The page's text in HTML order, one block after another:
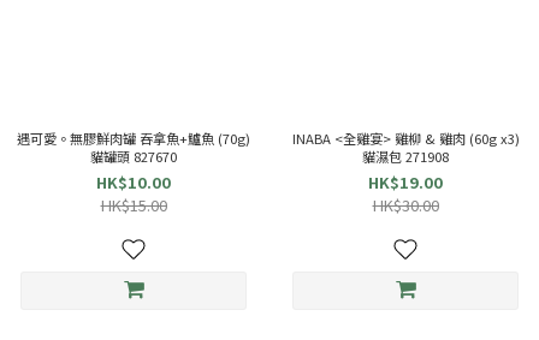
遇可愛。無膠鮮肉罐 吞拿魚+鱸魚 (70g)
貓罐頭 827670
HK$10.00
HK$15.00
INABA <全雞宴> 雞柳 & 雞肉 (60g x3)
貓濕包 271908
HK$19.00
HK$30.00